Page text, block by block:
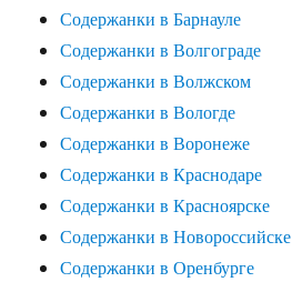
Содержанки в Барнауле
Содержанки в Волгограде
Содержанки в Волжском
Содержанки в Вологде
Содержанки в Воронеже
Содержанки в Краснодаре
Содержанки в Красноярске
Содержанки в Новороссийске
Содержанки в Оренбурге